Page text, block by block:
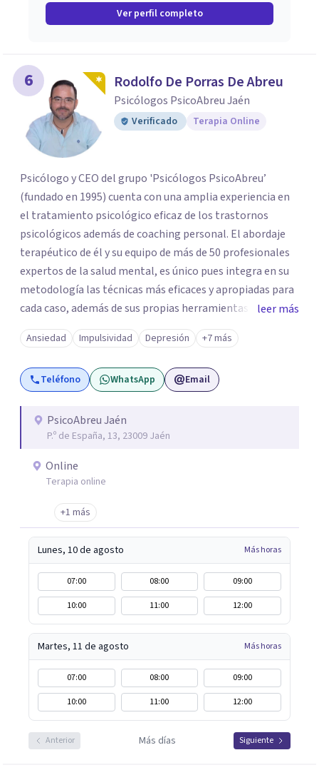
Ver perfil completo
6 Rodolfo De Porras De Abreu
Psicólogos PsicoAbreu Jaén
Verificado Terapia Online
Psicólogo y CEO del grupo 'Psicólogos PsicoAbreu’
(fundado en 1995) cuenta con una amplia experiencia en
el tratamiento psicológico eficaz de los trastornos
psicológicos además de coaching personal. El abordaje
terapéutico de él y su equipo de más de 50 profesionales
expertos de la salud mental, es único pues integra en su
metodología las técnicas más eficaces y apropiadas para
cada caso, además de sus propias herramientas y técnicas
psicológicas que le hacen un equipo de profesionales
único en su campo. Rodolfo de Porras hace énfasis en la
importancia de trabajar no solo el síntoma que trae a la
persona a consulta sino tratar la raíz del problema para
repetirse en el futuro.
leer más
Ansiedad Impulsividad Depresión +7 más
Teléfono WhatsApp Email
PsicoAbreu Jaén
P.º de España, 13, 23009 Jaén
Online
Terapia online
+1 más
Lunes, 10 de agosto Más horas
07:00 08:00
09:00
10:00
11:00 12:00
Martes, 11 de agosto Más horas
07:00 08:00
09:00
10:00
11:00 12:00
Anterior Más días Siguiente